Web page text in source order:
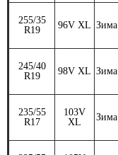
255/35
R19
96V XL Зима
245/40
R19
98V XL Зима
235/55
R17
103V
XL
Зима